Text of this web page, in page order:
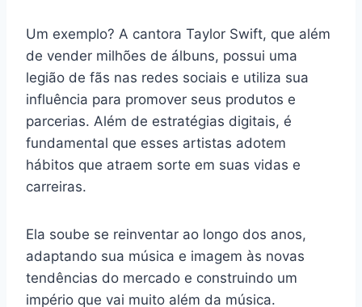
Um exemplo? A cantora Taylor Swift, que além
de vender milhões de álbuns, possui uma
legião de fãs nas redes sociais e utiliza sua
influência para promover seus produtos e
parcerias. Além de estratégias digitais, é
fundamental que esses artistas adotem
hábitos que atraem sorte em suas vidas e
carreiras.
Ela soube se reinventar ao longo dos anos,
adaptando sua música e imagem às novas
tendências do mercado e construindo um
império que vai muito além da música.